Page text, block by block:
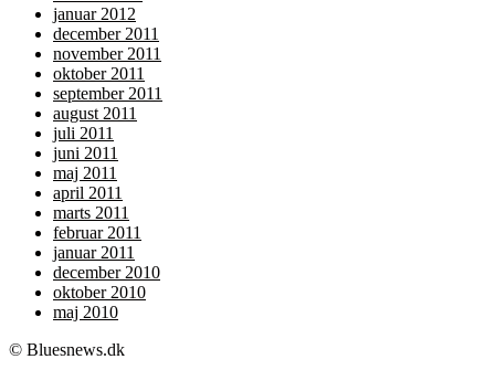
januar 2012
december 2011
november 2011
oktober 2011
september 2011
august 2011
juli 2011
juni 2011
maj 2011
april 2011
marts 2011
februar 2011
januar 2011
december 2010
oktober 2010
maj 2010
© Bluesnews.dk